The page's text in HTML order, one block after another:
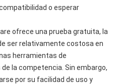
o esperar
ofrece una prueba gratuita, la
ser relativamente costosa en
herramientas de
la competencia. Sin embargo,
por su facilidad de uso y